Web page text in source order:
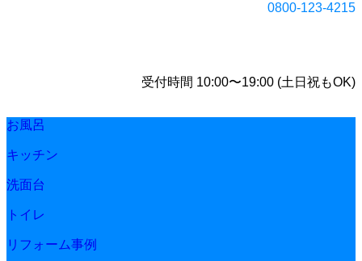
0800-123-4215
受付時間 10:00〜19:00 (土日祝もOK)
お風呂
キッチン
洗面台
トイレ
リフォーム事例